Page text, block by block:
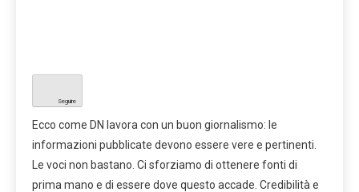
Seguire
Ecco come DN lavora con un buon giornalismo: le
informazioni pubblicate devono essere vere e pertinenti.
Le voci non bastano. Ci sforziamo di ottenere fonti di
prima mano e di essere dove questo accade. Credibilità e